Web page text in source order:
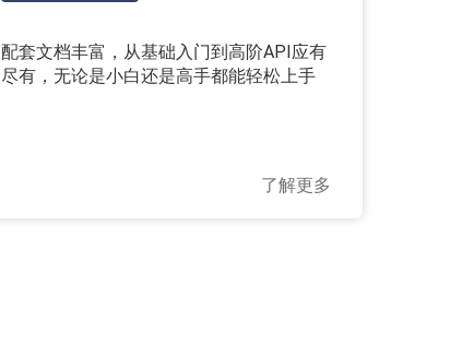
配套文档丰富，从基础入门到高阶API应有
尽有，无论是小白还是高手都能轻松上手
了解更多